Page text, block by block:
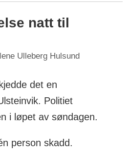
natt til
Ulleberg Hulsund
det en
Politiet
i løpet av søndagen.
person skadd.